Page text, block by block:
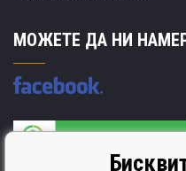
МОЖЕТЕ ДА НИ